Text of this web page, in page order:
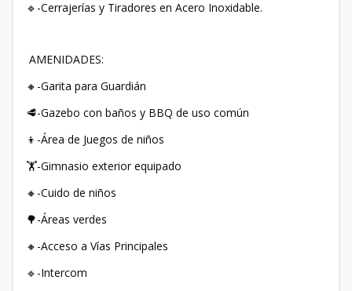
🔹-Cerrajerías y Tiradores en Acero Inoxidable.
AMENIDADES:
🔸-Garita para Guardián
🥩-Gazebo con baños y BBQ de uso común
👦-Área de Juegos de niños
🏋️-Gimnasio exterior equipado
🔸-Cuido de niños
🌳-Áreas verdes
🔸-Acceso a Vías Principales
🔹-Intercom